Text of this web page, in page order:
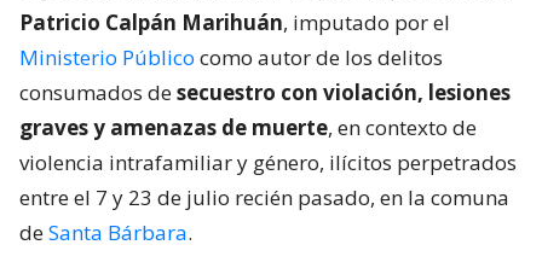
Patricio Calpán Marihuán, imputado por el
Ministerio Público como autor de los delitos
consumados desecuestro con violación, lesiones
graves y amenazas de muerte, en contexto de
violencia intrafamiliar y género, ilícitos perpetrados
entre el 7 y 23 de julio recién pasado, en la comuna
deSanta Bárbara.